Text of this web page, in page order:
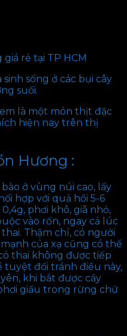
rẻ tại TP HCM
sống ở các bụi cây
suối.
là một món thịt đặc
hiện nay trên thị
Hương :
ở vùng núi cao, lấy
hợp với quả hồi 5-6
phơi khô, giã nhỏ,
vào rốn, ngay cả lúc
Thậm chí, có người
của xạ cũng có thể
thai không được tiếp
tuyệt đối tránh điều này,
khi bắt được cầy
giấu trong rừng chứ